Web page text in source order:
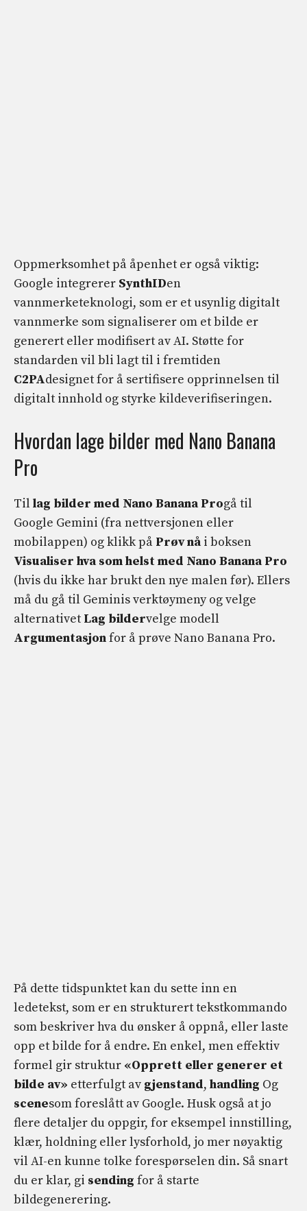
Oppmerksomhet på åpenhet er også viktig:
Google integrerer SynthIDen
vannmerketeknologi, som er et usynlig digitalt
vannmerke som signaliserer om et bilde er
generert eller modifisert av AI. Støtte for
standarden vil bli lagt til i fremtiden
C2PAdesignet for å sertifisere opprinnelsen til
digitalt innhold og styrke kildeverifiseringen.
Hvordan lage bilder med Nano Banana
Pro
Til lag bilder med Nano Banana Progå til
Google Gemini (fra nettversjonen eller
mobilappen) og klikk på Prøv nå i boksen
Visualiser hva som helst med Nano Banana Pro
(hvis du ikke har brukt den nye malen før). Ellers
må du gå til Geminis verktøymeny og velge
alternativet Lag bildervelge modell
Argumentasjonfor å prøve Nano Banana Pro.
På dette tidspunktet kan du sette inn en
ledetekst, som er en strukturert tekstkommando
som beskriver hva du ønsker å oppnå, eller laste
opp et bilde for å endre. En enkel, men effektiv
formel gir struktur «Opprett eller generer et
bilde av» etterfulgt av gjenstand, handling Og
scenesom foreslått av Google. Husk også at jo
flere detaljer du oppgir, for eksempel innstilling,
klær, holdning eller lysforhold, jo mer nøyaktig
vil AI-en kunne tolke forespørselen din. Så snart
du er klar, gi sending for å starte
bildegenerering.